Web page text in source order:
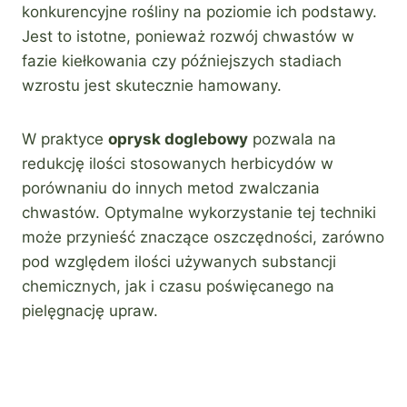
konkurencyjne rośliny na poziomie ich podstawy.
Jest to istotne, ponieważ rozwój chwastów w
fazie kiełkowania czy późniejszych stadiach
wzrostu jest skutecznie hamowany.
W praktyce oprysk doglebowy pozwala na
redukcję ilości stosowanych herbicydów w
porównaniu do innych metod zwalczania
chwastów. Optymalne wykorzystanie tej techniki
może przynieść znaczące oszczędności, zarówno
pod względem ilości używanych substancji
chemicznych, jak i czasu poświęcanego na
pielęgnację upraw.